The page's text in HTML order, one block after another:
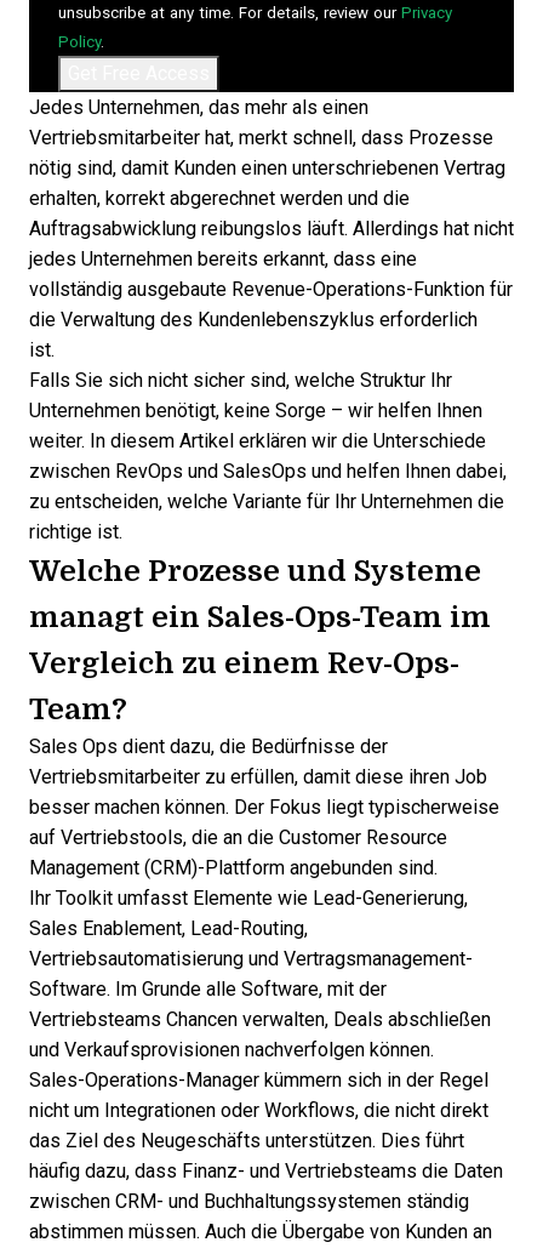
unsubscribe at any time. For details, review our Privacy
Policy.
Jedes Unternehmen, das mehr als einen
Vertriebsmitarbeiter hat, merkt schnell, dass Prozesse
nötig sind, damit Kunden einen unterschriebenen Vertrag
erhalten, korrekt abgerechnet werden und die
Auftragsabwicklung reibungslos läuft. Allerdings hat nicht
jedes Unternehmen bereits erkannt, dass eine
vollständig ausgebaute Revenue-Operations-Funktion für
die Verwaltung des Kundenlebenszyklus erforderlich
ist.
Falls Sie sich nicht sicher sind, welche Struktur Ihr
Unternehmen benötigt, keine Sorge – wir helfen Ihnen
weiter. In diesem Artikel erklären wir die Unterschiede
zwischen RevOps und SalesOps und helfen Ihnen dabei,
zu entscheiden, welche Variante für Ihr Unternehmen die
richtige ist.
Welche Prozesse und Systeme
managt ein Sales-Ops-Team im
Vergleich zu einem Rev-Ops-
Team?
Sales Ops dient dazu, die Bedürfnisse der
Vertriebsmitarbeiter zu erfüllen, damit diese ihren Job
besser machen können. Der Fokus liegt typischerweise
auf Vertriebstools, die an die Customer Resource
Management (CRM)-Plattform angebunden sind.
Ihr Toolkit umfasst Elemente wie Lead-Generierung,
Sales Enablement, Lead-Routing,
Vertriebsautomatisierung und Vertragsmanagement-
Software. Im Grunde alle Software, mit der
Vertriebsteams Chancen verwalten, Deals abschließen
und Verkaufsprovisionen nachverfolgen können.
Sales-Operations-Manager kümmern sich in der Regel
nicht um Integrationen oder Workflows, die nicht direkt
das Ziel des Neugeschäfts unterstützen. Dies führt
häufig dazu, dass Finanz- und Vertriebsteams die Daten
zwischen CRM- und Buchhaltungssystemen ständig
abstimmen müssen. Auch die Übergabe von Kunden an